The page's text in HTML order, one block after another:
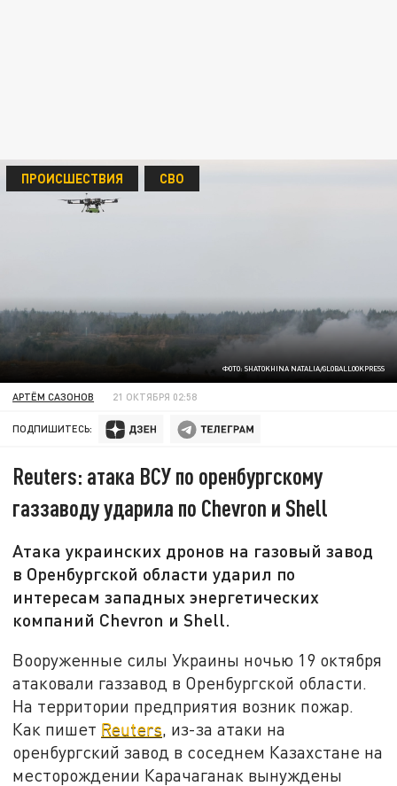
ФОТО: SHATOKHINA NATALIA/GLOBALLOOKPRESS
ПРОИСШЕСТВИЯ СВО
АРТЁМ САЗОНОВ 21 ОКТЯБРЯ 02:58
ПОДПИШИТЕСЬ:
Reuters: атака ВСУ по оренбургскому
газзаводу ударила по Chevron и Shell
Атака украинских дронов на газовый завод
в Оренбургской области ударил по
интересам западных энергетических
компаний Chevron и Shell.
Вооруженные силы Украины ночью 19 октября
атаковали газзавод в Оренбургской области.
На территории предприятия возник пожар.
Как пишет Reuters, из-за атаки на
оренбургский завод в соседнем Казахстане на
месторождении Карачаганак вынуждены